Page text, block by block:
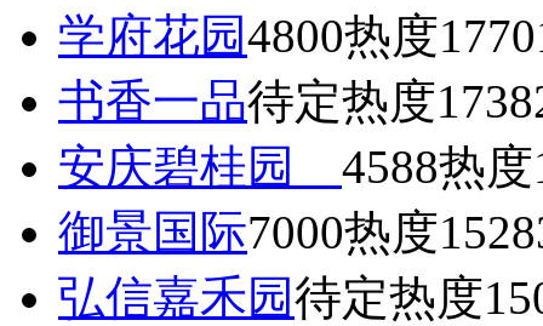
学府花园4800热度
书香一品待定热度
安庆碧桂园 4588热度
御景国际7000热度
弘信嘉禾园待定热度